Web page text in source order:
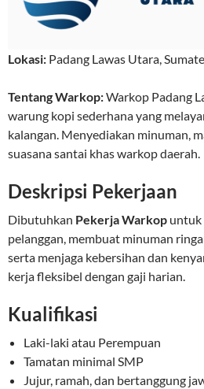
Lokasi: Padang Lawas Utara,
Tentang Warkop:Warkop Padang
warung kopi sederhana yang
kalangan. Menyediakan minuman,
suasana santai khas warkop daerah.
Deskripsi Pekerjaan
Dibutuhkan Pekerja Warkop untuk
pelanggan, membuat minuman
serta menjaga kebersihan dan
kerja fleksibel dengan gaji harian.
Kualifikasi
Laki-laki atau Perempuan
Tamatan minimal SMP
Jujur, ramah, dan bertanggung